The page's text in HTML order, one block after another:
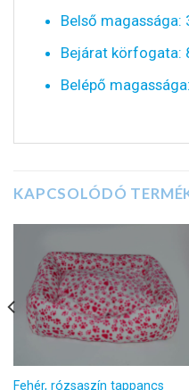
Belső magassága:
Bejárat körfogata:
Belépő
KAPCSOLÓDÓ
Fehér, rózsaszín tappancs